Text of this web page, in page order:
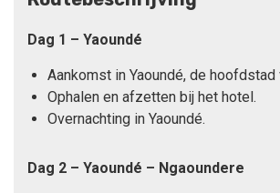
Dag 1 – Yaoundé
Aankomst in Yaoundé, de hoofdstad
Ophalen en afzetten bij het hotel.
Overnachting in Yaoundé.
Dag 2 – Yaoundé – Ngaoundere